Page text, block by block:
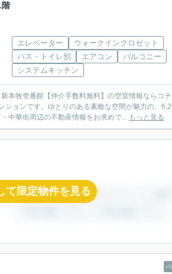
階
エレベーター
ウォークインクロゼット
バス・トイレ別
エアコン
バルコニー
システムキッチン
本牧壱番館【仲介手数料無料】の空室情報ならコ
ョンです。ゆとりのある素敵な空間が魅力の、
中華街周辺の不動産情報をお求めで... もっと見る
て限定物件を見る